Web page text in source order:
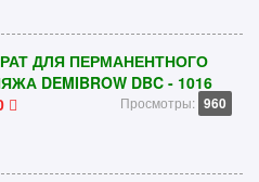
ДЛЯ ПЕРМАНЕНТНОГО
DEMIBROW DBC - 1016
Просмотры: 960